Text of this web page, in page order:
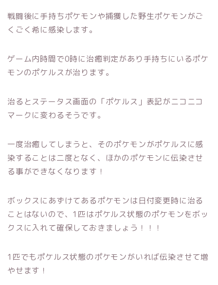
戦闘後に手持ちポケモンや捕獲した野生ポケモンがご
くごく希に感染します。
ゲーム内時間で0時に治癒判定があり手持ちにいるポケ
モンのポケルスが治ります。
治るとステータス画面の「ポケルス」表記がニコニコ
マークに変わるそうです。
一度治癒してしまうと、そのポケモンがポケルスに感
染することは二度となく、ほかのポケモンに伝染させ
る事ができなくなります！
ボックスにあずけてあるポケモンは日付変更時に治る
ことはないので、1匹はポケルス状態のポケモンをボッ
クスに入れて確保しておきましょう！！！
1匹でもポケルス状態のポケモンがいれば伝染させて増
やせます！